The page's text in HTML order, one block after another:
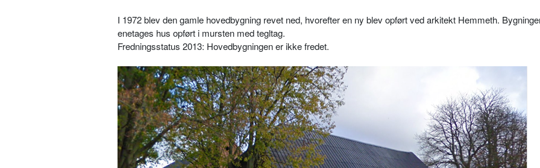
I 1972 blev den gamle hovedbygning revet ned, hvorefter en ny blev opført ved arkitekt Hemmeth.
enetages hus opført i mursten med tegltag.
Fredningsstatus 2013: Hovedbygningen er ikke fredet.